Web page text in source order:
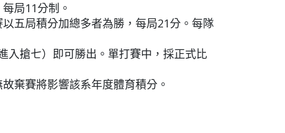
局11分制。
五局積分加總多者為勝，每局21分。每隊
入搶七）即可勝出。單打賽中，採正式比
棄賽將影響該系年度體育積分。